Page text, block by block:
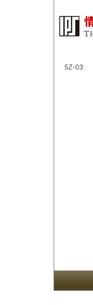
5Z-03